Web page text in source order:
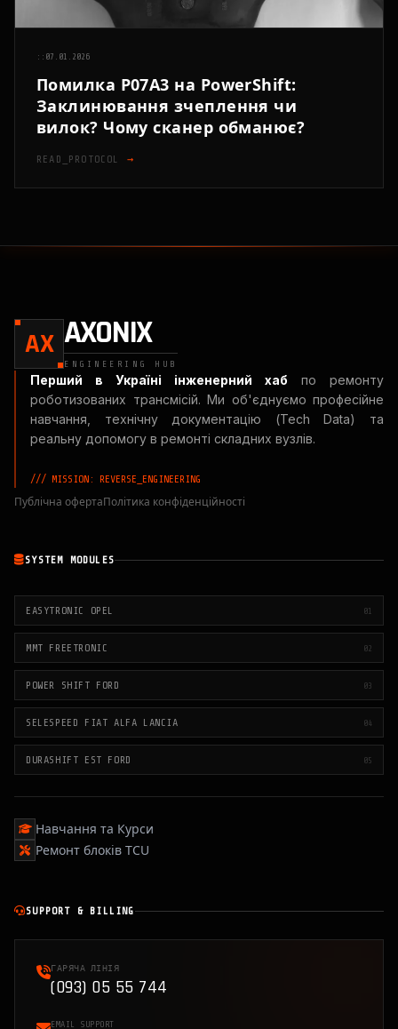
:: 07.01.2026
Помилка P07A3 на PowerShift:
Заклинювання зчеплення чи
вилок? Чому сканер обманює?
READ_PROTOCOL →
AX AXONIX
ENGINEERING HUB
Перший в Україні інженерний хаб по ремонту
роботизованих трансмісій. Ми об'єднуємо професійне
навчання, технічну документацію (Tech Data) та
реальну допомогу в ремонті складних вузлів.
/// MISSION: REVERSE_ENGINEERING
Публічна офертаПолітика конфіденційності
SYSTEM MODULES
EASYTRONIC OPEL 01
MMT FREETRONIC 02
POWER SHIFT FORD 03
SELESPEED FIAT ALFA LANCIA 04
DURASHIFT EST FORD 05
Навчання та Курси
Ремонт блоків TCU
SUPPORT & BILLING
ГАРЯЧА ЛІНІЯ
(093) 05 55 744
EMAIL SUPPORT